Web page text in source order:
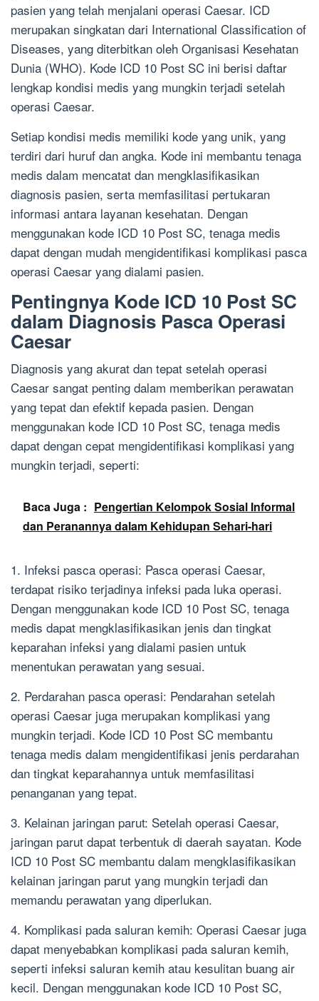
pasien yang telah menjalani operasi Caesar. ICD
merupakan singkatan dari International Classification of
Diseases, yang diterbitkan oleh Organisasi Kesehatan
Dunia (WHO). Kode ICD 10 Post SC ini berisi daftar
lengkap kondisi medis yang mungkin terjadi setelah
operasi Caesar.
Setiap kondisi medis memiliki kode yang unik, yang
terdiri dari huruf dan angka. Kode ini membantu tenaga
medis dalam mencatat dan mengklasifikasikan
diagnosis pasien, serta memfasilitasi pertukaran
informasi antara layanan kesehatan. Dengan
menggunakan kode ICD 10 Post SC, tenaga medis
dapat dengan mudah mengidentifikasi komplikasi pasca
operasi Caesar yang dialami pasien.
Pentingnya Kode ICD 10 Post SC
dalam Diagnosis Pasca Operasi
Caesar
Diagnosis yang akurat dan tepat setelah operasi
Caesar sangat penting dalam memberikan perawatan
yang tepat dan efektif kepada pasien. Dengan
menggunakan kode ICD 10 Post SC, tenaga medis
dapat dengan cepat mengidentifikasi komplikasi yang
mungkin terjadi, seperti:
Baca Juga : Pengertian Kelompok Sosial Informal
dan Peranannya dalam Kehidupan Sehari-hari
1. Infeksi pasca operasi: Pasca operasi Caesar,
terdapat risiko terjadinya infeksi pada luka operasi.
Dengan menggunakan kode ICD 10 Post SC, tenaga
medis dapat mengklasifikasikan jenis dan tingkat
keparahan infeksi yang dialami pasien untuk
menentukan perawatan yang sesuai.
2. Perdarahan pasca operasi: Pendarahan setelah
operasi Caesar juga merupakan komplikasi yang
mungkin terjadi. Kode ICD 10 Post SC membantu
tenaga medis dalam mengidentifikasi jenis perdarahan
dan tingkat keparahannya untuk memfasilitasi
penanganan yang tepat.
3. Kelainan jaringan parut: Setelah operasi Caesar,
jaringan parut dapat terbentuk di daerah sayatan. Kode
ICD 10 Post SC membantu dalam mengklasifikasikan
kelainan jaringan parut yang mungkin terjadi dan
memandu perawatan yang diperlukan.
4. Komplikasi pada saluran kemih: Operasi Caesar juga
dapat menyebabkan komplikasi pada saluran kemih,
seperti infeksi saluran kemih atau kesulitan buang air
kecil. Dengan menggunakan kode ICD 10 Post SC,